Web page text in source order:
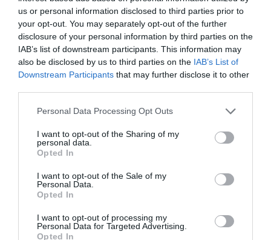
us or personal information disclosed to third parties prior to
your opt-out. You may separately opt-out of the further
disclosure of your personal information by third parties on the
IAB’s list of downstream participants. This information may
also be disclosed by us to third parties on the IAB’s List of
Downstream Participants that may further disclose it to other
Personal Data Processing Opt Outs
I want to opt-out of the Sharing of my
personal data.
Opted In
I want to opt-out of the Sale of my
Personal Data.
Opted In
I want to opt-out of processing my
Personal Data for Targeted Advertising.
Opted In
Εγνατία Οδό: Δύο άτομα απανθρακώθηκαν μετά τη σύγκρουση